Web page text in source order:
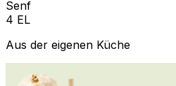
Senf
4 EL
Aus der eigenen Küche